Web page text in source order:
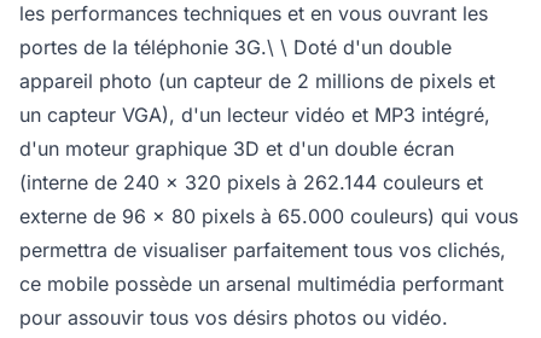
les performances techniques et en vous ouvrant les
portes de la téléphonie 3G.\ \ Doté d'un double
appareil photo (un capteur de 2 millions de pixels et
un capteur VGA), d'un lecteur vidéo et MP3 intégré,
d'un moteur graphique 3D et d'un double écran
(interne de 240 x 320 pixels à 262.144 couleurs et
externe de 96 x 80 pixels à 65.000 couleurs) qui vous
permettra de visualiser parfaitement tous vos clichés,
ce mobile possède un arsenal multimédia performant
pour assouvir tous vos désirs photos ou vidéo.